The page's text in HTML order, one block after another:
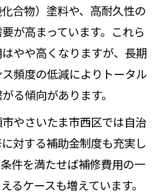
メンテナンスでよくある
外壁塗装と補修の進め方
合物）塗料や、高耐久性の
が高まっています。これら
やや高くなりますが、長期
頻度の低減によりトータル
る傾向があります。
やさいたま市西区では自治
対する補助金制度も充実し
件を満たせば補修費用の一
るケースも増えています。